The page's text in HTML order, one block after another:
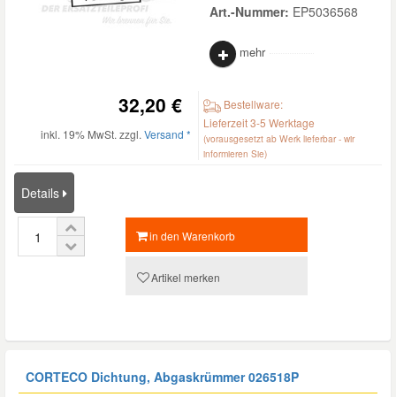
Art.-Nummer: EP5036568
mehr
32,20 €
inkl. 19% MwSt. zzgl. Versand *
Bestellware:
Lieferzeit 3-5 Werktage
(vorausgesetzt ab Werk lieferbar - wir
informieren Sie)
Details
in den Warenkorb
Artikel merken
CORTECO Dichtung, Abgaskrümmer026518P